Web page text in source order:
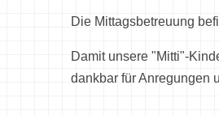
Die Mittagsbetreuung
Damit unsere "Mitti"-
dankbar für Anregungen